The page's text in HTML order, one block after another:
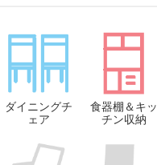
ダイニングチ
ェア
食器棚＆キッ
チン収納